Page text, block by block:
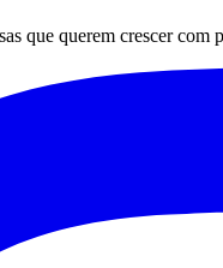
que querem crescer com